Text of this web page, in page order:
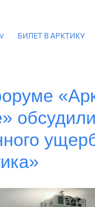
БИЛЕТ В АРКТИКУ
обсудили